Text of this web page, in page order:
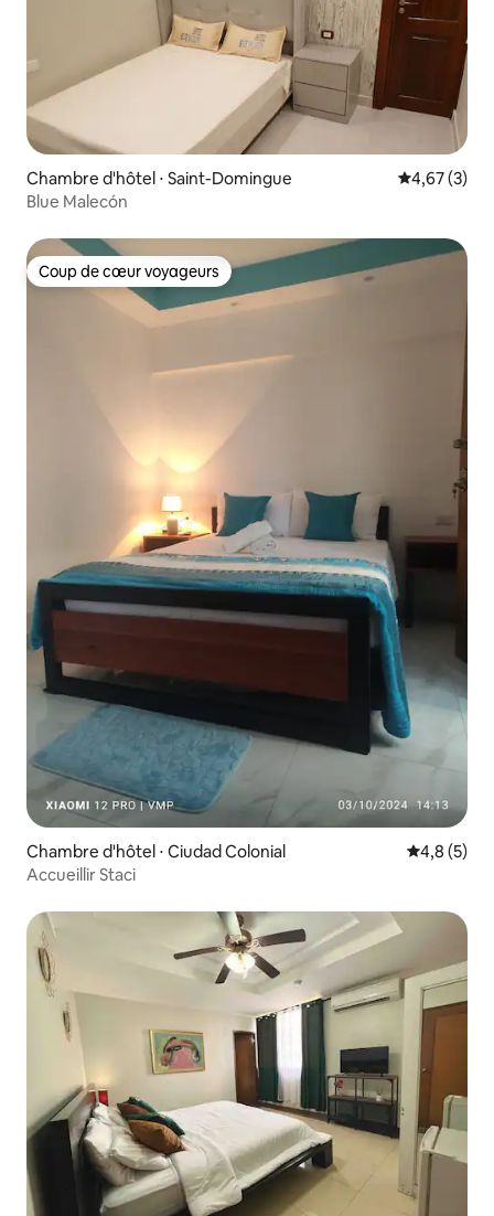
Chambre d'hôtel ⋅ Saint-Domingue Évaluation
4,67 (3)
Blue Malecón
Coup de cœur voyageurs
Coup de cœur voyageurs
Chambre d'hôtel ⋅ Ciudad Colonial Évaluation
4,8 (5)
Accueillir Staci